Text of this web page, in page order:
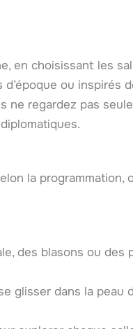
en choisissant les
ou inspirés
ne regardez pas
la programmation,
des blasons ou des
glisser dans la peau